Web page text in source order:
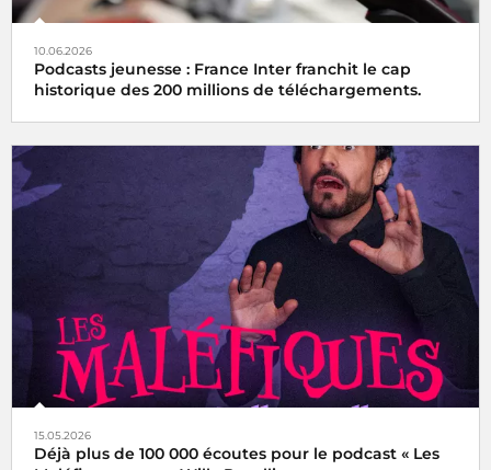
10.06.2026
Podcasts jeunesse : France Inter franchit le cap
historique des 200 millions de téléchargements.
15.05.2026
Déjà plus de 100 000 écoutes pour le podcast « Les